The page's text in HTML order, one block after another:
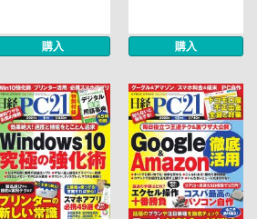
購入 購入